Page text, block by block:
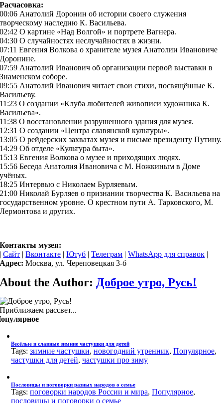
Расчасовка:
00:06 Анатолий Доронин об истории своего служения
творческому наследию К. Васильева.
02:42 О картине «Над Волгой» и портрете Вагнера.
04:30 О случайностях неслучайностях в жизни.
07:11 Евгения Волкова о хранителе музея Анатолии Ивановиче
Доронине.
07:59 Анатолий Иванович об организации первой выставки в
Знаменском соборе.
09:55 Анатолий Иванович читает свои стихи, посвящённые К.
Васильеву.
11:23 О создании «Клуба любителей живописи художника К.
Васильева».
11:38 О восстановлении разрушенного здания для музея.
12:31 О создании «Центра славянской культуры».
13:05 О рейдерских захватах музея и письме президенту Путину.
14:29 Об отделе «Культура быта».
15:13 Евгения Волкова о музее и приходящих людях.
15:56 Беседа Анатолия Ивановича с М. Ножкиным в Доме
учёных.
18:25 Интервью с Николаем Бурляевым.
21:00 Николай Бурляев о признании творчества К. Васильева на
государственном уровне. О крестном пути А. Тарковского, М.
Лермонтова и других.
Контакты музея:
|Сайт |Вконтакте |Ютуб |Телеграм |WhatsApp для справок |
Адрес: Москва, ул. Череповецкая 3-б
About the Author:Доброе утро, Русь!
Приближаем рассвет...
Весёлые и славные зимние частушки для детей
Tags: зимние частушки, новогодний утренник, Популярное,
частушки для детей, частушки про зиму
Пословицы и поговорки разных народов о семье
Tags: поговорки народов России и мира, Популярное,
пословицы и поговорки о семье